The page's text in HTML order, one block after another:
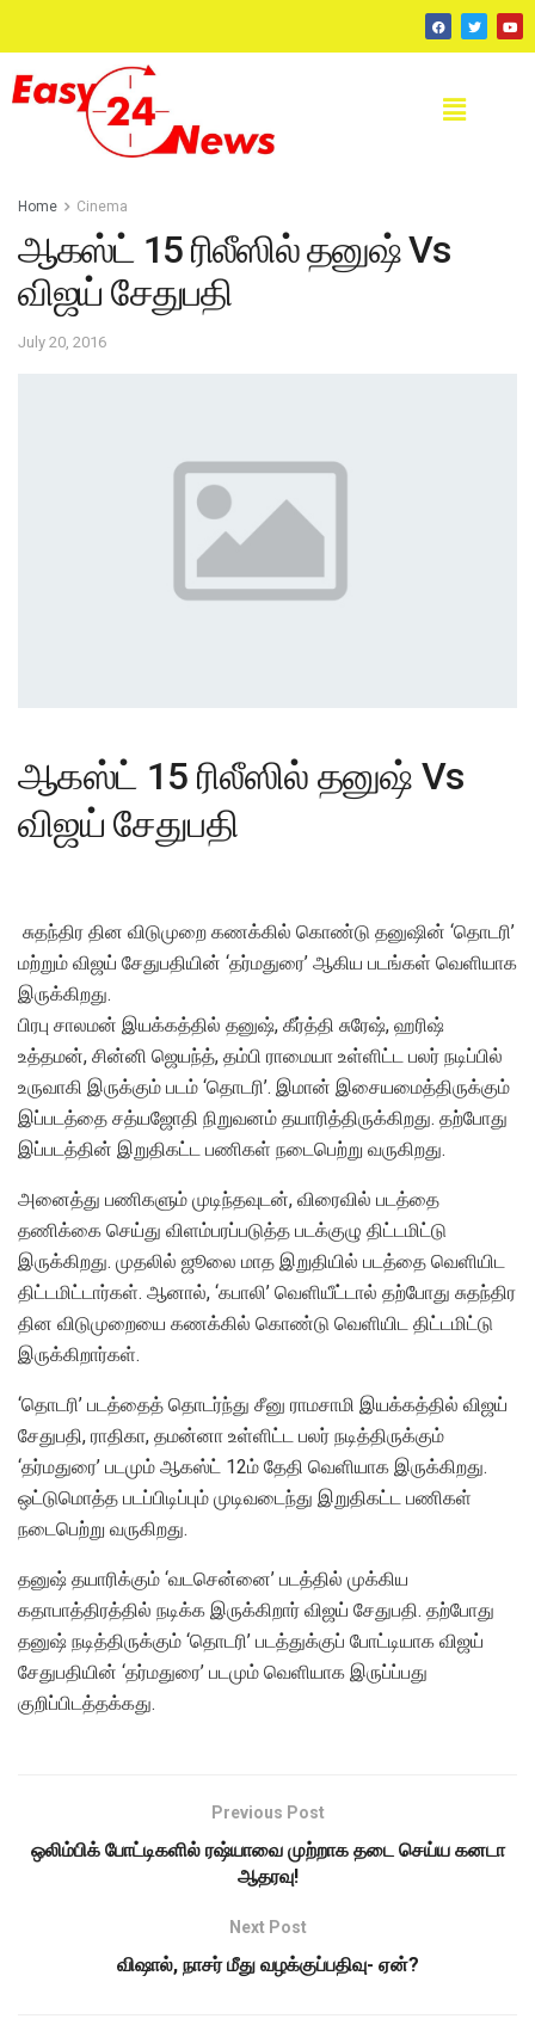
Home Cinema
ஆகஸ்ட் 15 ரிலீஸில் தனுஷ் Vs
விஜய் சேதுபதி
July 20, 2016
ஆகஸ்ட் 15 ரிலீஸில் தனுஷ் Vs
விஜய் சேதுபதி
சுதந்திர தின விடுமுறை கணக்கில் கொண்டு தனுஷின் ‘தொடரி’
மற்றும் விஜய் சேதுபதியின் ‘தர்மதுரை’ ஆகிய படங்கள் வெளியாக
இருக்கிறது.
பிரபு சாலமன் இயக்கத்தில் தனுஷ், கீர்த்தி சுரேஷ், ஹரிஷ்
உத்தமன், சின்னி ஜெயந்த், தம்பி ராமையா உள்ளிட்ட பலர் நடிப்பில்
உருவாகி இருக்கும் படம் ‘தொடரி’. இமான் இசையமைத்திருக்கும்
இப்படத்தை சத்யஜோதி நிறுவனம் தயாரித்திருக்கிறது. தற்போது
இப்படத்தின் இறுதிகட்ட பணிகள் நடைபெற்று வருகிறது.
அனைத்து பணிகளும் முடிந்தவுடன், விரைவில் படத்தை
தணிக்கை செய்து விளம்பரப்படுத்த படக்குழு திட்டமிட்டு
இருக்கிறது. முதலில் ஜூலை மாத இறுதியில் படத்தை வெளியிட
திட்டமிட்டார்கள். ஆனால், ‘கபாலி’ வெளியீட்டால் தற்போது சுதந்திர
தின விடுமுறையை கணக்கில் கொண்டு வெளியிட திட்டமிட்டு
இருக்கிறார்கள்.
‘தொடரி’ படத்தைத் தொடர்ந்து சீனு ராமசாமி இயக்கத்தில் விஜய்
சேதுபதி, ராதிகா, தமன்னா உள்ளிட்ட பலர் நடித்திருக்கும்
‘தர்மதுரை’ படமும் ஆகஸ்ட் 12ம் தேதி வெளியாக இருக்கிறது.
ஒட்டுமொத்த படப்பிடிப்பும் முடிவடைந்து இறுதிகட்ட பணிகள்
நடைபெற்று வருகிறது.
தனுஷ் தயாரிக்கும் ‘வடசென்னை’ படத்தில் முக்கிய
கதாபாத்திரத்தில் நடிக்க இருக்கிறார் விஜய் சேதுபதி. தற்போது
தனுஷ் நடித்திருக்கும் ‘தொடரி’ படத்துக்குப் போட்டியாக விஜய்
சேதுபதியின் ‘தர்மதுரை’ படமும் வெளியாக இருப்ப்பது
குறிப்பிடத்தக்கது.
Previous Post
ஒலிம்பிக் போட்டிகளில் ரஷ்யாவை முற்றாக தடை செய்ய கனடா
ஆதரவு!
Next Post
விஷால், நாசர் மீது வழக்குப்பதிவு- ஏன்?